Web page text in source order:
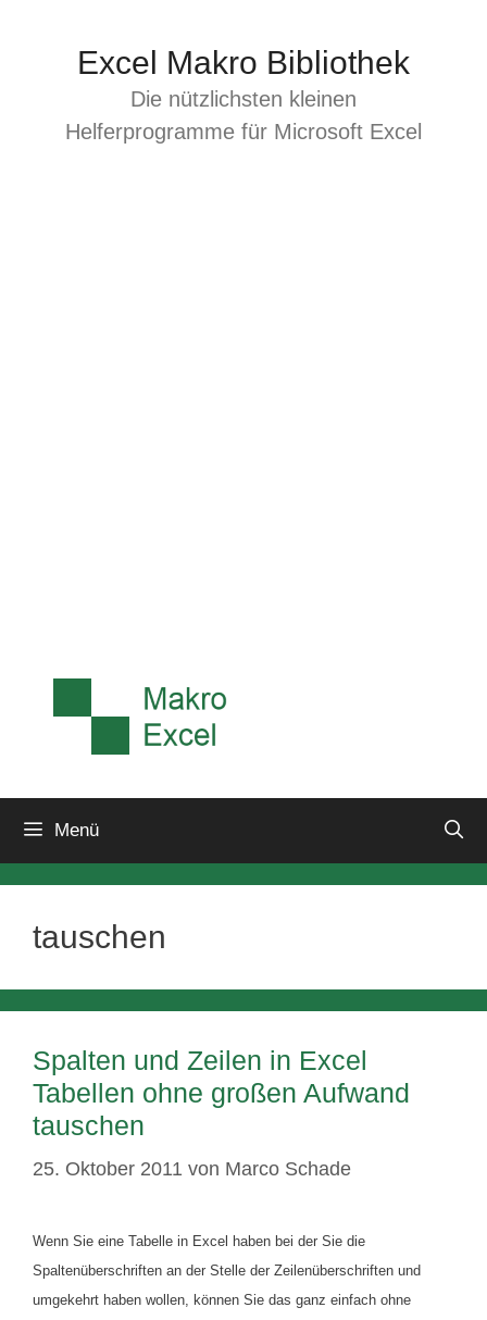
Excel Makro Bibliothek
Die nützlichsten kleinen
Helferprogramme für Microsoft Excel
Menü
tauschen
Spalten und Zeilen in Excel
Tabellen ohne großen Aufwand
tauschen
25. Oktober 2011 von Marco Schade
Wenn Sie eine Tabelle in Excel haben bei der Sie die
Spaltenüberschriften an der Stelle der Zeilenüberschriften und
umgekehrt haben wollen, können Sie das ganz einfach ohne